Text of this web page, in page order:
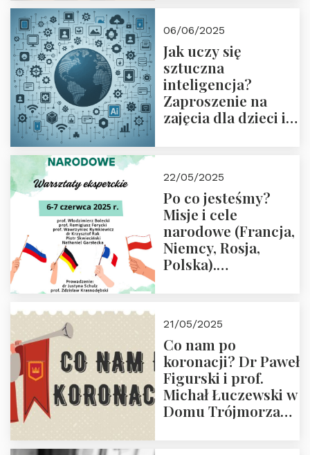
06/06/2025
Jak uczy się
sztuczna
inteligencja?
Zaproszenie na
zajęcia dla dzieci i
22/05/2025
Po co jesteśmy?
Misje i cele
narodowe (Francja,
Niemcy, Rosja,
Polska).
Zapraszamy do
zapisów.
21/05/2025
Co nam po
koronacji? Dr Paweł
Figurski i prof.
Michał Łuczewski w
Domu Trójmorza